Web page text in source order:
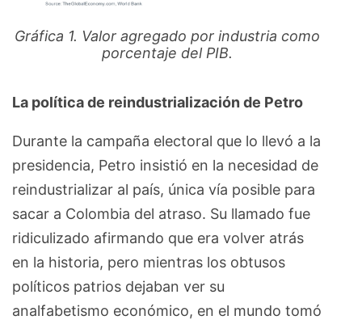
Gráfica 1. Valor agregado por industria como
porcentaje del PIB.
La política de reindustrialización de Petro
Durante la campaña electoral que lo llevó a la
presidencia, Petro insistió en la necesidad de
reindustrializar al país, única vía posible para
sacar a Colombia del atraso. Su llamado fue
ridiculizado afirmando que era volver atrás
en la historia, pero mientras los obtusos
políticos patrios dejaban ver su
analfabetismo económico, en el mundo tomó